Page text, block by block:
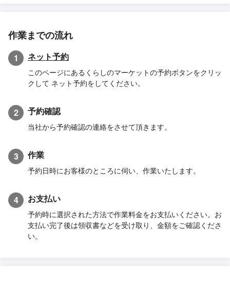
作業までの流れ
1 ネット予約
このページにあるくらしのマーケットの予約ボタンをクリッ
クして ネット予約をしてください。
2 予約確認
当社から予約確認の連絡をさせて頂きます。
3 作業
予約日時にお客様のところに伺い、作業いたします。
4 お支払い
予約時に選択された方法で作業料金をお支払いください。お
支払い完了後は領収書などを受け取り、金額をご確認くださ
い。